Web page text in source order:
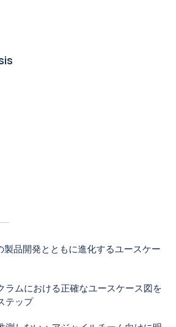
製品開発とともに進化するユースケー
ラムにおける正確なユースケース図を
テップ